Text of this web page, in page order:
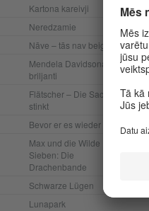
Kartona kareivji
Neredzamie
Nāve – tās nav beigas
Mendela Davidsona
briljanti
Flätscher – Die Sache
stinkt
Bevor er es wieder tut
Max und die Wilde
Sieben: Die
Drachenbande
Schwarze Lügen
Lunapark